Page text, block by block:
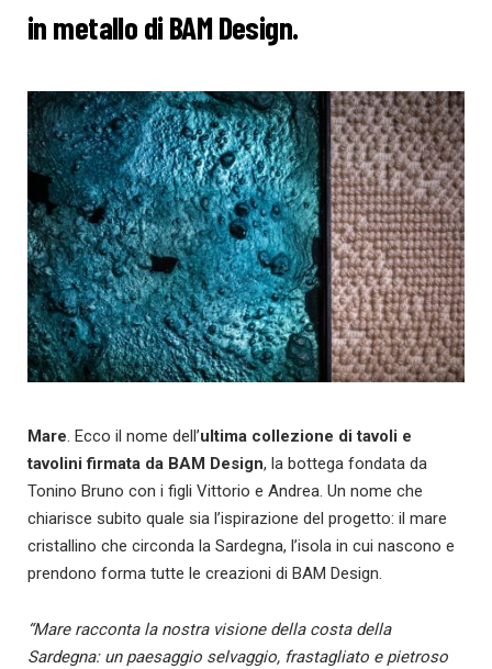
in metallo di BAM Design.
Mare. Ecco il nome dell’ultima collezione di tavoli e
tavolini firmata da BAM Design, la bottega fondata da
Tonino Bruno con i figli Vittorio e Andrea. Un nome che
chiarisce subito quale sia l’ispirazione del progetto: il mare
cristallino che circonda la Sardegna, l’isola in cui nascono e
prendono forma tutte le creazioni di BAM Design.
“Mare racconta la nostra visione della costa della
Sardegna: un paesaggio selvaggio, frastagliato e pietroso